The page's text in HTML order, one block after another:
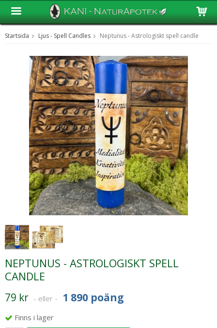
Startsida Ljus - Spell Candles Neptunus - Astrologiskt spell candle
NEPTUNUS - ASTROLOGISKT SPELL
CANDLE
79 kr - eller - 1 890 poäng
Finns i lager